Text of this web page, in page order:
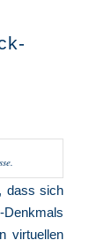
dass sich
virtuellen